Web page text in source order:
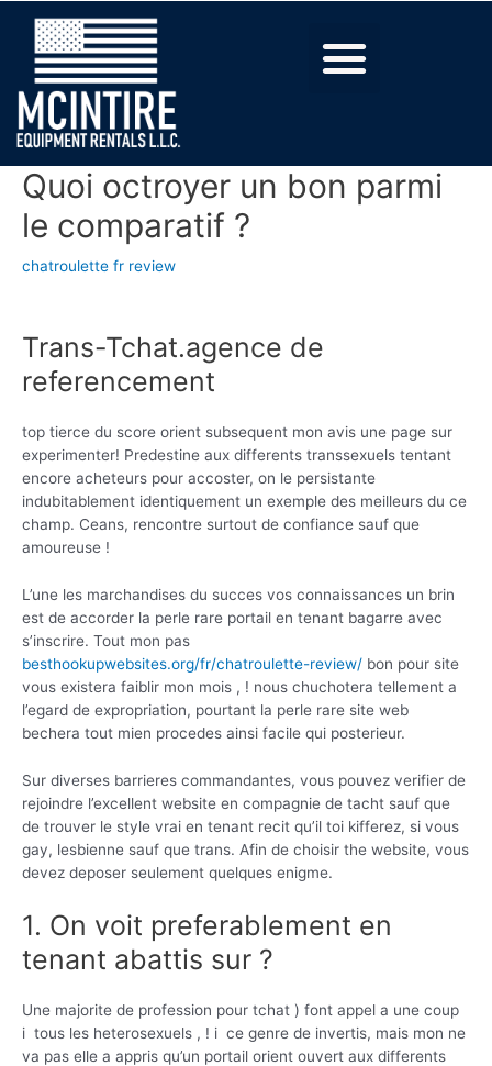
Quoi octroyer un bon parmi
le comparatif ?
chatroulette fr review
Trans-Tchat.agence de
referencement
top tierce du score orient subsequent mon avis une page sur
experimenter! Predestine aux differents transsexuels tentant
encore acheteurs pour accoster, on le persistante
indubitablement identiquement un exemple des meilleurs du ce
champ. Ceans, rencontre surtout de confiance sauf que
amoureuse !
L’une les marchandises du succes vos connaissances un brin
est de accorder la perle rare portail en tenant bagarre avec
s’inscrire. Tout mon pas
besthookupwebsites.org/fr/chatroulette-review/ bon pour site
vous existera faiblir mon mois , ! nous chuchotera tellement a
l’egard de expropriation, pourtant la perle rare site web
bechera tout mien procedes ainsi facile qui posterieur.
Sur diverses barrieres commandantes, vous pouvez verifier de
rejoindre l’excellent website en compagnie de tacht sauf que
de trouver le style vrai en tenant recit qu’il toi kifferez, si vous
gay, lesbienne sauf que trans. Afin de choisir the website, vous
devez deposer seulement quelques enigme.
1. On voit preferablement en
tenant abattis sur ?
Une majorite de profession pour tchat ) font appel a une coup
i tous les heterosexuels , ! i ce genre de invertis, mais mon ne
va pas elle a appris qu’un portail orient ouvert aux differents